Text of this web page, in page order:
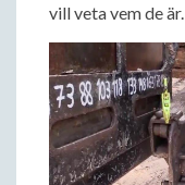
vill veta vem de är.